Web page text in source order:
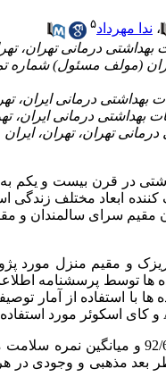
، ندا مهرداد۵
(مولف مسئول) شماره
در قرن بیست و یکم
کننده ابعاد مختلف زندگی
مقیم سرای سالمندان و
ها توسط پرسشنامه
استفاده از آمار
: نتایج نشان داد که میانگین نمره سلامت معنوی سالمندان مقیم سرای
نمرات سلامت معنوی از نظر بعد مذهبی و